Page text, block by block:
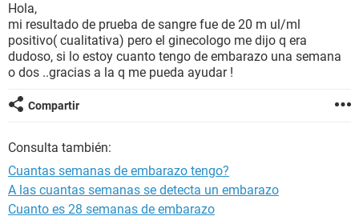
BIENESTAR
SEXUALIDAD
GLOSARIO
Hola,
mi resultado de prueba de sangre fue de 20 m ul/ml
positivo( cualitativa) pero el ginecologo me dijo q era
dudoso, si lo estoy cuanto tengo de embarazo una semana
o dos ..gracias a la q me pueda ayudar !
Compartir
Consulta también:
Cuantas semanas de embarazo tengo?
A las cuantas semanas se detecta un embarazo
Cuanto es 28 semanas de embarazo